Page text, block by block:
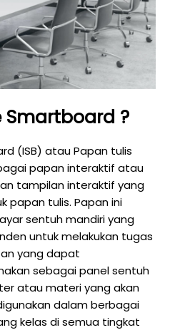
?
(ISB) atau Papan tulis
papan interaktif atau
tampilan interaktif yang
papan tulis. Papan ini
sentuh mandiri yang
untuk melakukan tugas
yang dapat
sebagai panel sentuh
atau materi yang akan
dalam berbagai
kelas di semua tingkat